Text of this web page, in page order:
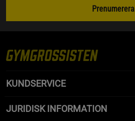
Prenumerera
KUNDSERVICE
JURIDISK INFORMATION